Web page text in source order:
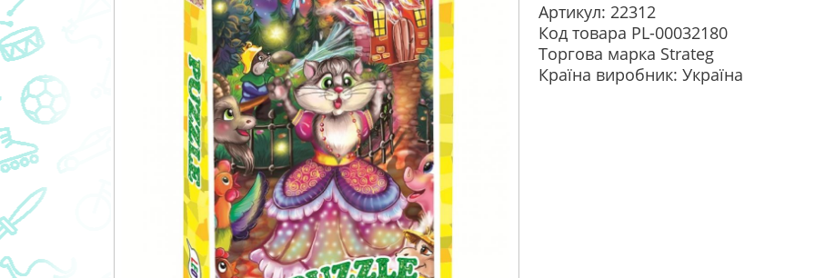
Артикул: 22312
Код товара PL-00032180
Торгова марка Strateg
Країна виробник: Україна